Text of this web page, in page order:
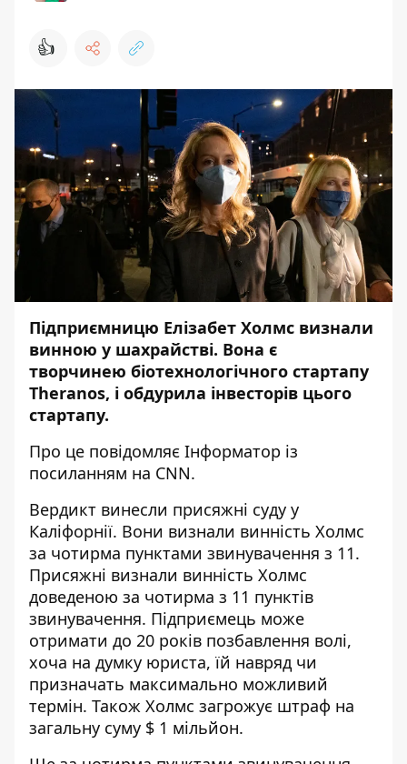
👍
Підприємницю Елізабет Холмс визнали
винною у шахрайстві. Вона є
творчинею біотехнологічного стартапу
Theranos, і обдурила інвесторів цього
стартапу.
Про це повідомляє Інформатор із
посиланням на CNN.
Вердикт винесли присяжні суду у
Каліфорнії. Вони визнали винність Холмс
за чотирма пунктами звинувачення з 11.
Присяжні визнали винність Холмс
доведеною за чотирма з 11 пунктів
звинувачення. Підприємець може
отримати до 20 років позбавлення волі,
хоча на думку юриста, їй навряд чи
призначать максимально можливий
термін. Також Холмс загрожує штраф на
загальну суму $ 1 мільйон.